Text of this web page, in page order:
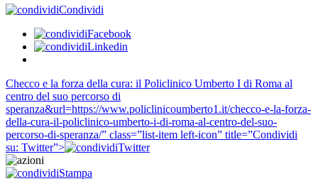
Condividi
Facebook
Linkedin
Checco e la forza della cura: il Policlinico Umberto I di Roma al
centro del suo percorso di
speranza&url=https://www.policlinicoumberto1.it/checco-e-la-forza-
della-cura-il-policlinico-umberto-i-di-roma-al-centro-del-suo-
percorso-di-speranza/” class=”list-item left-icon” title=”Condividi
su: Twitter”>
Twitter
Stampa